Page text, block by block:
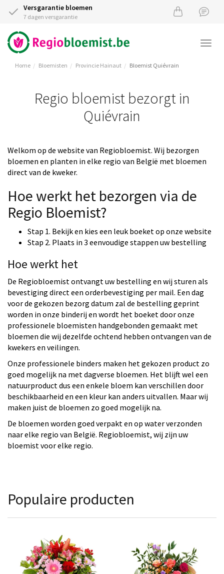
Versgarantie bloemen
7 dagen versgarantie
Home Bloemisten Provincie Hainaut Bloemist Quiévrain
Regio bloemist bezorgt in
Quiévrain
Welkom op de website van Regiobloemist. Wij bezorgen
bloemen en planten in elke regio van België met bloemen
direct van de kweker.
Hoe werkt het bezorgen via de
Regio Bloemist?
Stap 1. Bekijk en kies een leuk boeket op onze website
Stap 2. Plaats in 3 eenvoudige stappen uw bestelling
Hoe werkt het
De Regiobloemist ontvangt uw bestelling en wij sturen als
bevestiging direct een orderbevestiging per mail. Een dag
voor de gekozen bezorg datum zal de bestelling geprint
worden in onze binderij en wordt het boeket door onze
professionele bloemisten handgebonden gemaakt met
bloemen die wij dezelfde ochtend hebben ontvangen van de
kwekers en veilingen.
Onze professionele binders maken het gekozen product zo
goed mogelijk na met dagverse bloemen. Het blijft wel een
natuurproduct dus een enkele bloem kan verschillen door
beschikbaarheid en een kleur kan anders uitvallen. Maar wij
maken juist de bloemen zo goed mogelijk na.
De bloemen worden goed verpakt en op water verzonden
naar elke regio van België. Regiobloemist, wij zijn uw
bloemist voor elke regio.
Populaire producten